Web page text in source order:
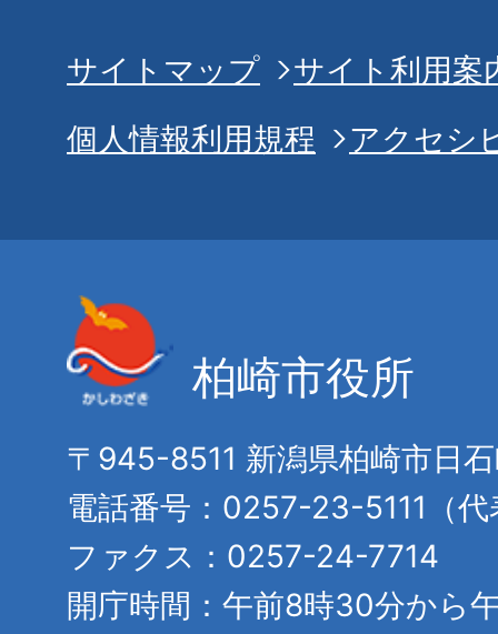
サイトマップ
サイト利用案
個人情報利用規程
アクセシ
柏崎市役所
〒945-8511 新潟県柏崎市日
電話番号：0257-23-5111（代
ファクス：0257-24-7714
開庁時間：午前8時30分から